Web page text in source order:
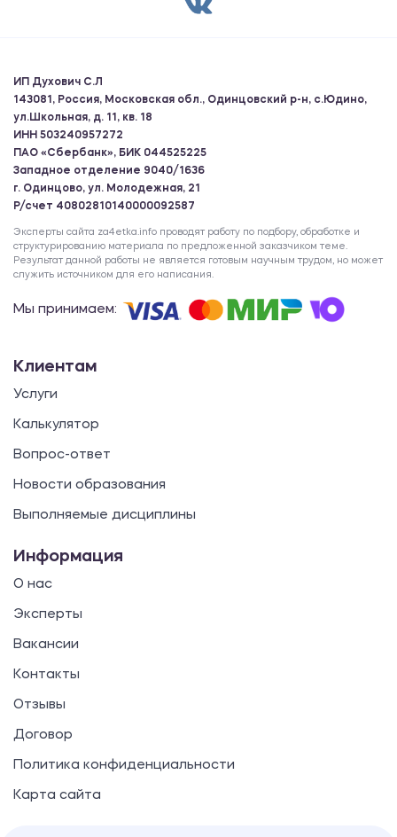
ИП Духович С.Л
143081, Россия, Московская обл., Одинцовский р-н, с.Юдино,
ул.Школьная, д. 11, кв. 18
ИНН 503240957272
ПАО «Сбербанк», БИК 044525225
Западное отделение 9040/1636
г. Одинцово, ул. Молодежная, 21
Р/счет 40802810140000092587
Эксперты сайта za4etka.info проводят работу по подбору, обработке и
структурированию материала по предложенной заказчиком теме.
Результат данной работы не является готовым научным трудом, но может
служить источником для его написания.
Мы принимаем:
Клиентам
Услуги
Калькулятор
Вопрос-ответ
Новости образования
Выполняемые дисциплины
Информация
О нас
Эксперты
Вакансии
Контакты
Отзывы
Договор
Политика конфиденциальности
Карта сайта